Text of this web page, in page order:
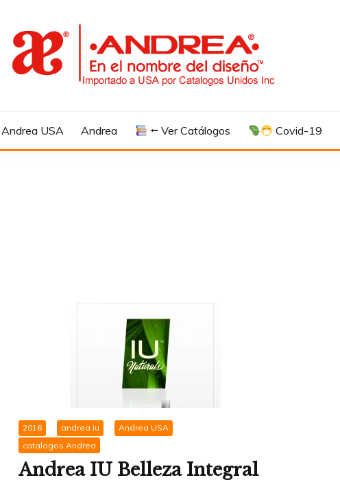
Andrea USA Andrea ⭠ Ver Catálogos Covid-19
2016 andrea iu
Andrea USA
catalogos Andrea
Andrea IU Belleza Integral